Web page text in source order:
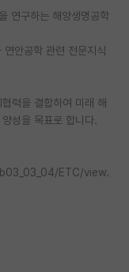
연구하는 해양생명공학
안공학 관련 전문지식
력을 결합하여 미래 해
성을 목표로 합니다.
ETC/view.